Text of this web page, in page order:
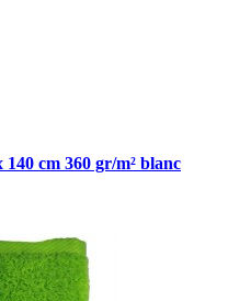
cm 360 gr/m² blanc